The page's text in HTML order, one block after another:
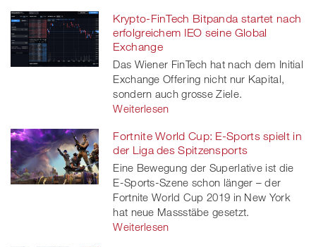
Krypto-FinTech Bitpanda startet nach
erfolgreichem IEO seine Global
Exchange
Das Wiener FinTech hat nach dem Initial
Exchange Offering nicht nur Kapital,
sondern auch grosse Ziele.
Weiterlesen
Fortnite World Cup: E-Sports spielt in
der Liga des Spitzensports
Eine Bewegung der Superlative ist die
E-Sports-Szene schon länger – der
Fortnite World Cup 2019 in New York
hat neue Massstäbe gesetzt.
Weiterlesen